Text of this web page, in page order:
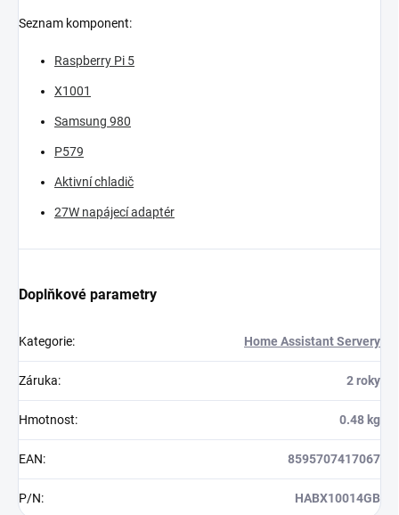
Seznam komponent:
Raspberry Pi 5
X1001
Samsung 980
P579
Aktivní chladič
27W napájecí adaptér
Doplňkové parametry
Kategorie: Home Assistant Servery
Záruka: 2 roky
Hmotnost: 0.48 kg
EAN: 8595707417067
P/N: HABX10014GB